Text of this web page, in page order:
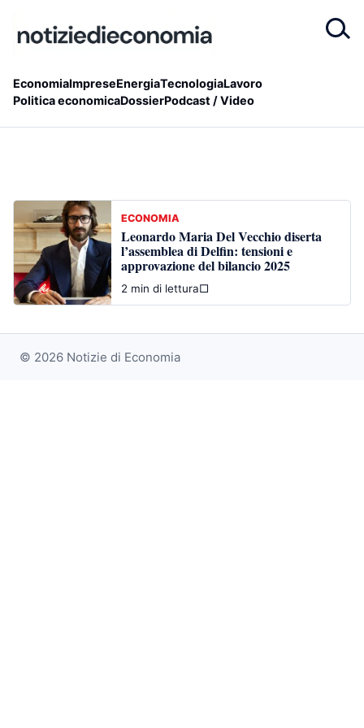
EconomiaImpreseEnergiaTecnologiaLavoro
Politica economicaDossierPodcast / Video
ECONOMIA
Leonardo Maria Del Vecchio diserta
l’assemblea di Delfin: tensioni e
approvazione del bilancio 2025
2 min di lettura□
© 2026 Notizie di Economia